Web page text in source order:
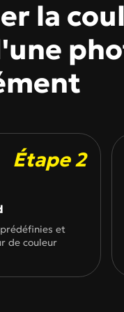
des poses, ressources de
instructions entièrement
par IA!
Qwen-Image-2.0
pour générer de
couple.
pour une
la
Étape 2
et
de couleur